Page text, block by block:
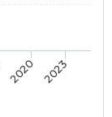
2020 2023